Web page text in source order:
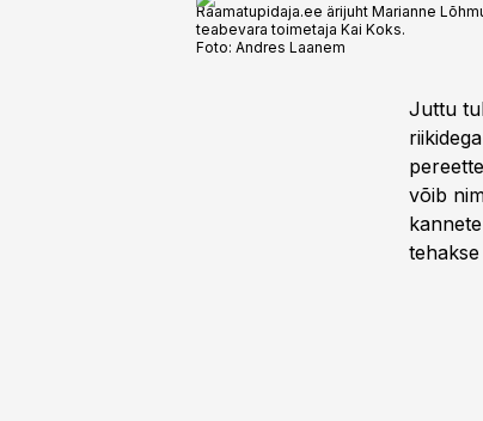
Raamatupidaja.ee ärijuht Marianne
teabevara toimetaja Kai Koks.
Foto: Andres Laanem
Juttu
võib